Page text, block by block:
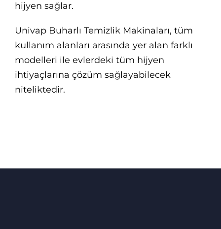
hijyen sağlar.
Univap Buharlı Temizlik Makinaları, tüm
kullanım alanları arasında yer alan farklı
modelleri ile evlerdeki tüm hijyen
ihtiyaçlarına çözüm sağlayabilecek
niteliktedir.